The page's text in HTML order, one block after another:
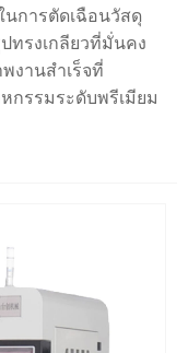
การตัดเฉือนวัสดุ
ทรงเกลียวที่มั่นคง
งานสำเร็จที่
กรรมระดับพรีเมียม